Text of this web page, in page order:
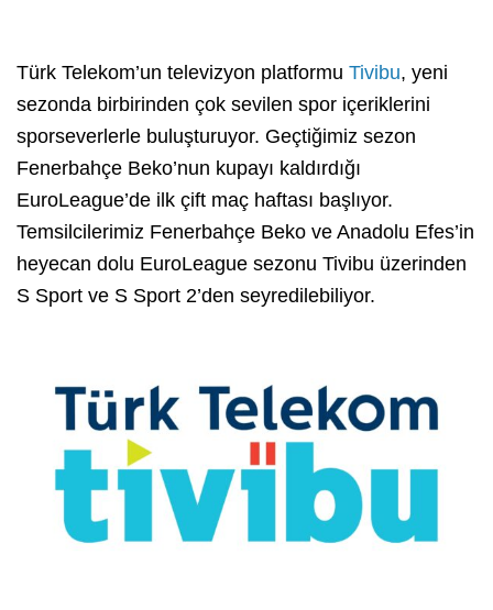
Türk Telekom’un televizyon platformu Tivibu, yeni
sezonda birbirinden çok sevilen spor içeriklerini
sporseverlerle buluşturuyor. Geçtiğimiz sezon
Fenerbahçe Beko’nun kupayı kaldırdığı
EuroLeague’de ilk çift maç haftası başlıyor.
Temsilcilerimiz Fenerbahçe Beko ve Anadolu Efes’in
heyecan dolu EuroLeague sezonu Tivibu üzerinden
S Sport ve S Sport 2’den seyredilebiliyor.